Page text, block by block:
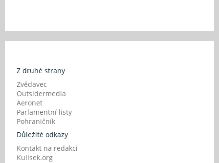
Z druhé strany
Zvědavec
Outsidermedia
Aeronet
Parlamentní listy
Pohraničník
Důležité odkazy
Kontakt na redakci
Kulisek.org